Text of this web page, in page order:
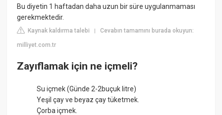
Bu diyetin 1 haftadan daha uzun bir süre uygulanmaması
gerekmektedir.
Kaynak kaldırma talebi |Cevabın tamamını burada okuyun:
milliyet.com.tr
Zayıflamak için ne içmeli?
Su içmek (Günde 2-2buçuk litre)
Yeşil çay ve beyaz çay tüketmek.
Çorba içmek.